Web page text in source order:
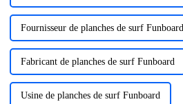
Fournisseur de planches de surf Funboard
Fabricant de planches de surf Funboard
Usine de planches de surf Funboard